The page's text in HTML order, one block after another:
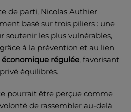
de parti, Nicolas Authier
basé sur trois piliers : une
soutenir les plus vulnérables,
grâce à la prévention et au lien
régulée, favorisant
équilibrés.
pourrait être perçue comme
de rassembler au-delà